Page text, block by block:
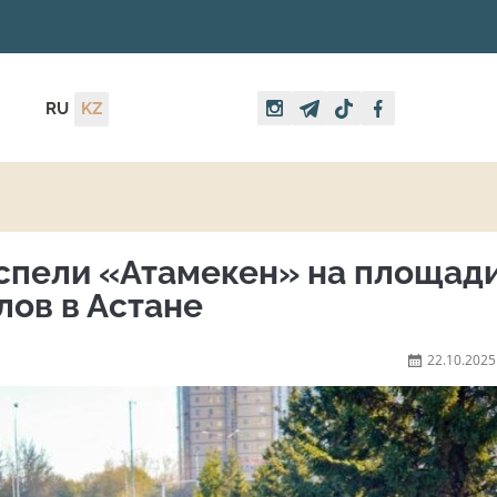
RU KZ
«Атамекен» на
в Астане
22.10.2025